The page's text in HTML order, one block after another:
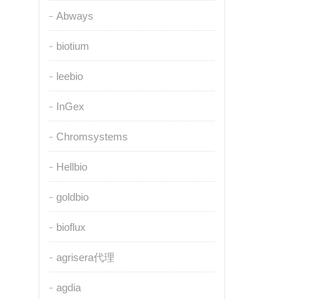
Abways
biotium
leebio
InGex
Chromsystems
Hellbio
goldbio
bioflux
agrisera代理
agdia